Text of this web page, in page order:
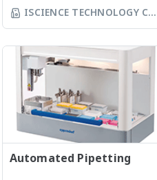
100% · สามารถใช้ร่วมกับภาชนะ
(VESSELS) ยี่ห้ออื่นได้ อาทิ Erweka,
Distek, Agilent, Sotax และอื่นๆ
· มีมาตรฐาน CFR-Compliance ที่
สามารถกำหนดสิทธิ์ผู้ใช้งานและระบบ
ตรวจสอบด้วยลายเซ็นอิเล็กทรอนิกส์
(Electronic Signature) · มีระบบ
เชื่อมต่อแบบ LAN และ USB ให้เลือก
พร้อมฟังก์ชัน Parent-Child และ
ระบบสำรองข้อมูลอัตโนมัติด้วย USB
หรือ FTP และควบคุมเครื่อง
60 ปี โดยสามารถบดตัวอย่างที่เป็น
Microorganism, Soil, Faeces,
Seeds ได้ละเอียดภายในเวลาไม่เกิน
หนึ่งนาที ขึ้นกับรุ่นของเครื่องบด ซึ่งมี
เทคโนโลยีหลากหลายให้เลือก รวม
ถึงมีเครื่องรุ่น Automated
workstation ซึ่งสามารถบด
ตัวอย่างได้ถึง 96 ตัวอย่าง
(www.omni-inc.com) Rotor-
stator homogenizers เป็นเครื่อง
ISCIENCE TECHNOLOGY CO
LTD
Automated Pipetting